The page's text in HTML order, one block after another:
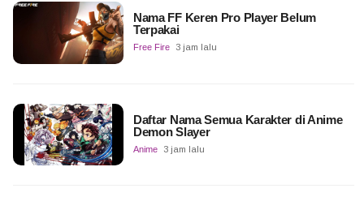
Nama FF Keren Pro Player Belum
Terpakai
Free Fire 3 jam lalu
Daftar Nama Semua Karakter di Anime
Demon Slayer
Anime 3 jam lalu